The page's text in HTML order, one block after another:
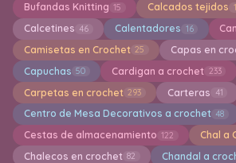
Bufandas Knitting 15 Calcados tejidos
Calcetines 46 Calentadores 16
Camisetas en Crochet 25 Capas en
Capuchas 50 Cardigan a crochet 233
Carpetas en crochet 293 Carteras 41
Centro de Mesa Decorativos a crochet 48
Cestas de almacenamiento 122 Chal a
Chalecos en crochet 82 Chandal a